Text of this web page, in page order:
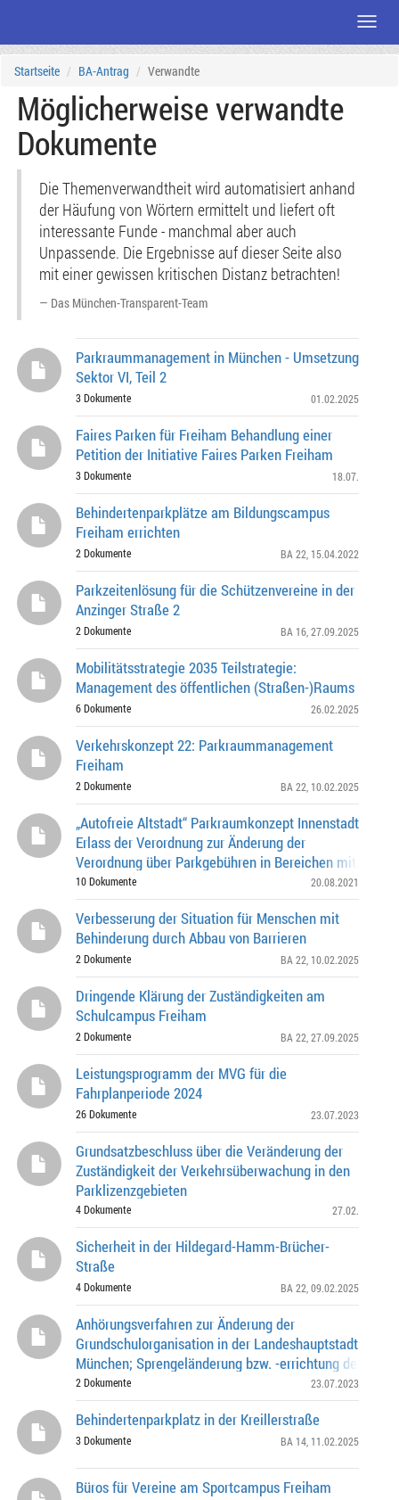
Seiteninhalt
Startseite BA-Antrag Verwandte
Möglicherweise verwandte
Dokumente
Die Themenverwandtheit wird automatisiert anhand
der Häufung von Wörtern ermittelt und liefert oft
interessante Funde - manchmal aber auch
Unpassende. Die Ergebnisse auf dieser Seite also
mit einer gewissen kritischen Distanz betrachten!
Das München-Transparent-Team
Parkraummanagement in München - Umsetzung
Sektor VI, Teil 2
3 Dokumente 01.02.2025
Faires Parken für Freiham Behandlung einer
Petition der Initiative Faires Parken Freiham
3 Dokumente 18.07.
Behindertenparkplätze am Bildungscampus
Freiham errichten
2 Dokumente BA 22 , 15.04.2022
Parkzeitenlösung für die Schützenvereine in der
Anzinger Straße 2
2 Dokumente BA 16 , 27.09.2025
Mobilitätsstrategie 2035 Teilstrategie:
Management des öffentlichen (Straßen-)Raums
6 Dokumente 26.02.2025
Verkehrskonzept 22: Parkraummanagement
Freiham
2 Dokumente BA 22 , 10.02.2025
„Autofreie Altstadt“ Parkraumkonzept Innenstadt
Erlass der Verordnung zur Änderung der
Verordnung über Parkgebühren in Bereichen mit
Parkscheinautomaten in der Landeshauptstadt Münc
10 Dokumente 20.08.2021
Verbesserung der Situation für Menschen mit
Behinderung durch Abbau von Barrieren
2 Dokumente BA 22 , 10.02.2025
Dringende Klärung der Zuständigkeiten am
Schulcampus Freiham
2 Dokumente BA 22 , 27.09.2025
Leistungsprogramm der MVG für die
Fahrplanperiode 2024
26 Dokumente 23.07.2023
Grundsatzbeschluss über die Veränderung der
Zuständigkeit der Verkehrsüberwachung in den
Parklizenzgebieten
4 Dokumente 27.02.
Sicherheit in der Hildegard-Hamm-Brücher-
Straße
4 Dokumente BA 22 , 09.02.2025
Anhörungsverfahren zur Änderung der
Grundschulorganisation in der Landeshauptstadt
München; Sprengeländerung bzw. -errichtung der
- Gustl-Bayrhammer-Straße 21 - Aubinger Allee 152
2 Dokumente 23.07.2023
Behindertenparkplatz in der Kreillerstraße
3 Dokumente BA 14 , 11.02.2025
Büros für Vereine am Sportcampus Freiham